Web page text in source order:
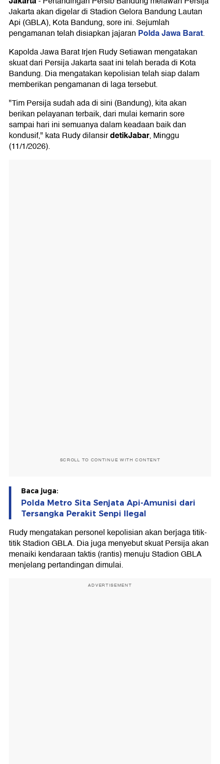
Jakarta akan digelar di Stadion Gelora Bandung Lautan
Api (GBLA), Kota Bandung, sore ini. Sejumlah
pengamanan telah disiapkan jajaran Polda Jawa Barat.
Kapolda Jawa Barat Irjen Rudy Setiawan mengatakan
skuat dari Persija Jakarta saat ini telah berada di Kota
Bandung. Dia mengatakan kepolisian telah siap dalam
memberikan pengamanan di laga tersebut.
"Tim Persija sudah ada di sini (Bandung), kita akan
berikan pelayanan terbaik, dari mulai kemarin sore
sampai hari ini semuanya dalam keadaan baik dan
kondusif," kata Rudy dilansirdetikJabar, Minggu
(11/1/2026).
SCROLL TO CONTINUE WITH CONTENT
Baca juga:
Polda Metro Sita Senjata Api-Amunisi dari
Tersangka Perakit Senpi Ilegal
Rudy mengatakan personel kepolisian akan berjaga titik-
titik Stadion GBLA. Dia juga menyebut skuat Persija akan
menaiki kendaraan taktis (rantis) menuju Stadion GBLA
menjelang pertandingan dimulai.
ADVERTISEMENT